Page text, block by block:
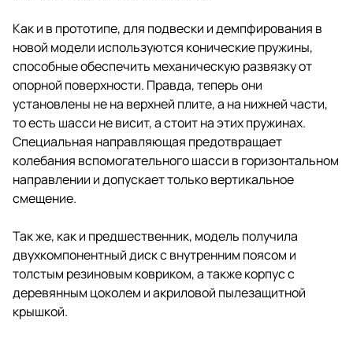
Как и в прототипе, для подвески и демпфирования в
новой модели используются конические пружины,
способные обеспечить механическую развязку от
опорной поверхности. Правда, теперь они
установлены не на верхней плите, а на нижней части,
то есть шасси не висит, а стоит на этих пружинах.
Специальная направляющая предотвращает
колебания вспомогательного шасси в горизонтальном
направлении и допускает только вертикальное
смещение.
Так же, как и предшественник, модель получила
двухкомпонентный диск с внутренним поясом и
толстым резиновым ковриком, а также корпус с
деревянным цоколем и акриловой пылезащитной
крышкой.